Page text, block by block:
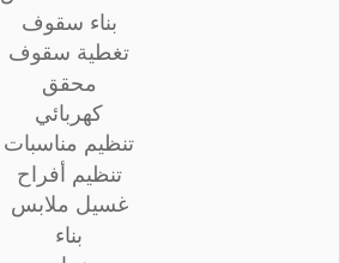
بناء سقوف
تغطية سقوف
محقق
كهربائي
تنظيم مناسبات
تنظيم أفراح
غسيل ملابس
بناء